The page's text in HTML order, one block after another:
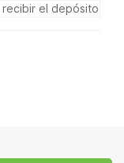
el depósito